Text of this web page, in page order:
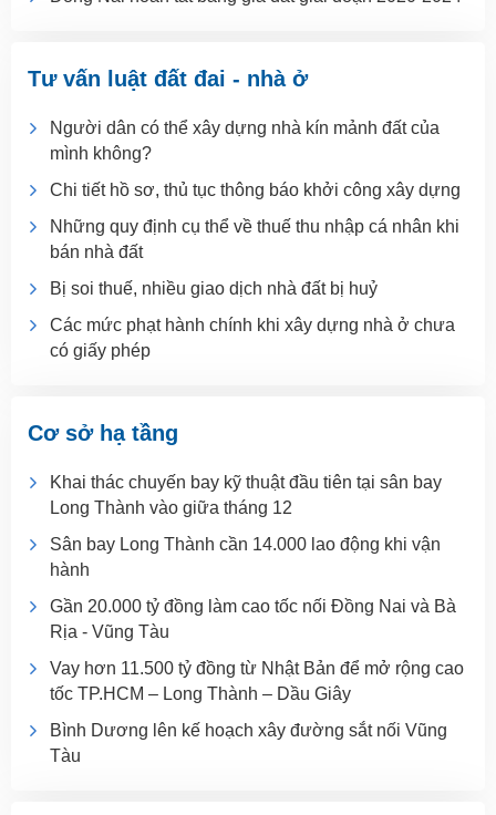
Tư vấn luật đất đai - nhà ở
Người dân có thể xây dựng nhà kín mảnh đất của
mình không?
Chi tiết hồ sơ, thủ tục thông báo khởi công xây dựng
Những quy định cụ thể về thuế thu nhập cá nhân khi
bán nhà đất
Bị soi thuế, nhiều giao dịch nhà đất bị huỷ
Các mức phạt hành chính khi xây dựng nhà ở chưa
có giấy phép
Cơ sở hạ tầng
Khai thác chuyến bay kỹ thuật đầu tiên tại sân bay
Long Thành vào giữa tháng 12
Sân bay Long Thành cần 14.000 lao động khi vận
hành
Gần 20.000 tỷ đồng làm cao tốc nối Đồng Nai và Bà
Rịa - Vũng Tàu
Vay hơn 11.500 tỷ đồng từ Nhật Bản để mở rộng cao
tốc TP.HCM – Long Thành – Dầu Giây
Bình Dương lên kế hoạch xây đường sắt nối Vũng
Tàu